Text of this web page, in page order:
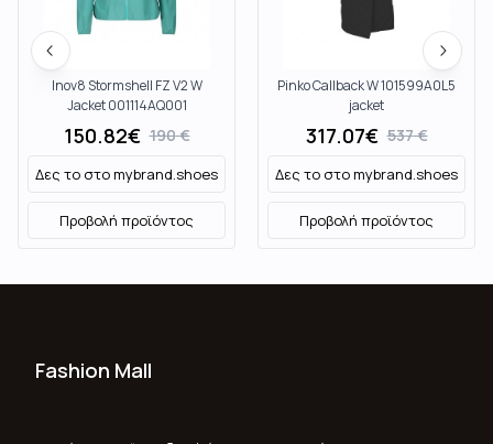
Inov8 Stormshell FZ V2 W
Jacket 001114AQ001
150.82€ 190€
Δες το στοmybrand.shoes
Προβολή προϊόντος
Pinko Callback W 101599A0L5
jacket
317.07€ 537€
Δες το στοmybrand.shoes
Προβολή προϊόντος
Fashion Mall